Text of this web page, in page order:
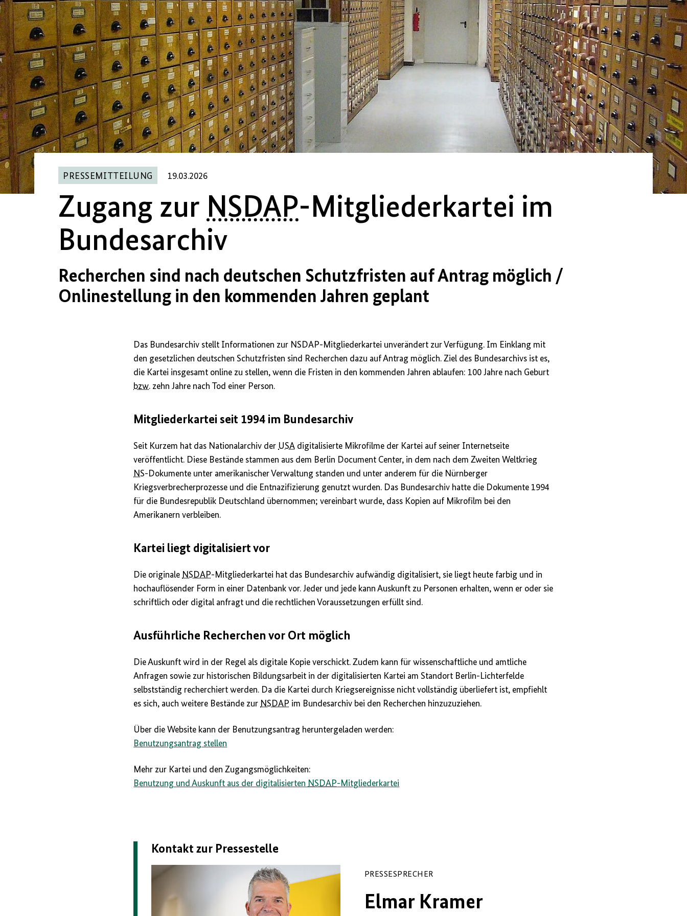
PRESSEMITTEILUNG 19.03.2026
Zugang zur NSDAP-Mitgliederkartei im
Bundesarchiv
Recherchen sind nach deutschen Schutzfristen auf Antrag möglich /
Onlinestellung in den kommenden Jahren geplant
Das Bundesarchiv stellt Informationen zur NSDAP-Mitgliederkartei unverändert zur Verfügung. Im Einklang mit
den gesetzlichen deutschen Schutzfristen sind Recherchen dazu auf Antrag möglich. Ziel des Bundesarchivs ist es,
die Kartei insgesamt online zu stellen, wenn die Fristen in den kommenden Jahren ablaufen: 100 Jahre nach Geburt
bzw. zehn Jahre nach Tod einer Person.
Mitgliederkartei seit 1994 im Bundesarchiv
Seit Kurzem hat das Nationalarchiv der USA digitalisierte Mikrofilme der Kartei auf seiner Internetseite
veröffentlicht. Diese Bestände stammen aus dem Berlin Document Center, in dem nach dem Zweiten Weltkrieg
NS-Dokumente unter amerikanischer Verwaltung standen und unter anderem für die Nürnberger
Kriegsverbrecherprozesse und die Entnazifizierung genutzt wurden. Das Bundesarchiv hatte die Dokumente 1994
für die Bundesrepublik Deutschland übernommen; vereinbart wurde, dass Kopien auf Mikrofilm bei den
Amerikanern verbleiben.
Kartei liegt digitalisiert vor
Die originale NSDAP-Mitgliederkartei hat das Bundesarchiv aufwändig digitalisiert, sie liegt heute farbig und in
hochauflösender Form in einer Datenbank vor. Jeder und jede kann Auskunft zu Personen erhalten, wenn er oder sie
schriftlich oder digital anfragt und die rechtlichen Voraussetzungen erfüllt sind.
Ausführliche Recherchen vor Ort möglich
Die Auskunft wird in der Regel als digitale Kopie verschickt. Zudem kann für wissenschaftliche und amtliche
Anfragen sowie zur historischen Bildungsarbeit in der digitalisierten Kartei am Standort Berlin-Lichterfelde
selbstständig recherchiert werden. Da die Kartei durch Kriegsereignisse nicht vollständig überliefert ist, empfiehlt
es sich, auch weitere Bestände zur NSDAP im Bundesarchiv bei den Recherchen hinzuzuziehen.
Über die Website kann der Benutzungsantrag heruntergeladen werden:
Benutzungsantrag stellen
Mehr zur Kartei und den Zugangsmöglichkeiten:
Benutzung und Auskunft aus der digitalisierten NSDAP-Mitgliederkartei
Kontakt zur Pressestelle
PRESSESPRECHER
Elmar Kramer